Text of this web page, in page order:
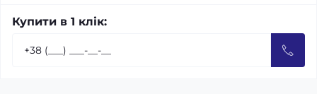
Купити в 1 клік: